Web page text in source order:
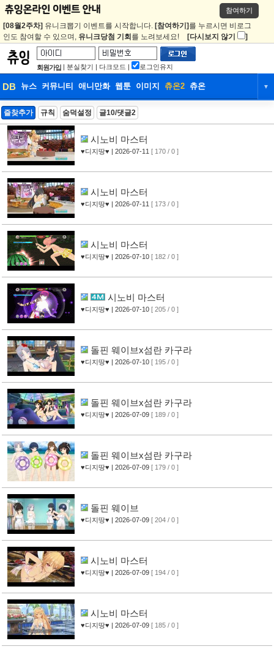
참여하기
[08월2주차] 유니크뽑기 이벤트를 시작합니다. [참여하기] 를 누르시면 비로그
인도 참여할 수 있으며, 유니크당첨 기회 를 노려보세요! [다시보지 않기 ]
회원가입 | 분실찾기 | 다크모드 | 로그인유지
DB 뉴스 커뮤니티 애니만화 웹툰 이미지 츄온2 츄온 ▼
DB 뉴스
웹툰
즐찾추가 규칙 숨덕설정 글10/댓글2
시노비 마스터
♥디지땅♥ | 2026-07-11 [ 170 / 0 ]
시노비 마스터
♥디지땅♥ | 2026-07-11 [ 173 / 0 ]
시노비 마스터
♥디지땅♥ | 2026-07-10 [ 182 / 0 ]
시노비 마스터
♥디지땅♥ | 2026-07-10 [ 205 / 0 ]
돌핀 웨이브x섬란 카구라
♥디지땅♥ | 2026-07-10 [ 195 / 0 ]
돌핀 웨이브x섬란 카구라
♥디지땅♥ | 2026-07-09 [ 189 / 0 ]
돌핀 웨이브x섬란 카구라
♥디지땅♥ | 2026-07-09 [ 179 / 0 ]
돌핀 웨이브
♥디지땅♥ | 2026-07-09 [ 204 / 0 ]
시노비 마스터
♥디지땅♥ | 2026-07-09 [ 194 / 0 ]
시노비 마스터
♥디지땅♥ | 2026-07-09 [ 185 / 0 ]